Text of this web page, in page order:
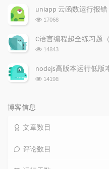
次
数:
浏
次
数:
17068
C语言编程超全练习题（
浏
次
数:
14843
nodejs高版本运行低版
浏
14198
博客信息
文章数目
评论数目